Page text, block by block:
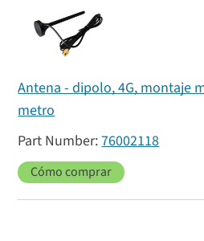
Antena - dipolo, 4G, montaje
metro
76002118
Cómo comprar